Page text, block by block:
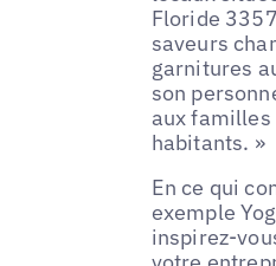
Floride
saveurs
garnitures
son
aux familles
habitants. »
En ce qui
exemple
inspirez-